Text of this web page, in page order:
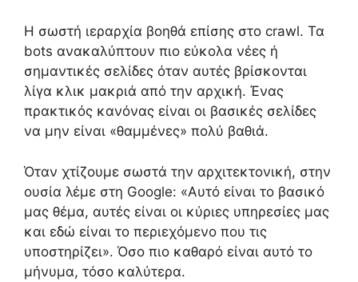
Η σωστή ιεραρχία βοηθά επίσης στο crawl. Τα
bots ανακαλύπτουν πιο εύκολα νέες ή
σημαντικές σελίδες όταν αυτές βρίσκονται
λίγα κλικ μακριά από την αρχική. Ένας
πρακτικός κανόνας είναι οι βασικές σελίδες
να μην είναι «θαμμένες» πολύ βαθιά.
Όταν χτίζουμε σωστά την αρχιτεκτονική, στην
ουσία λέμε στη Google: «Αυτό είναι το βασικό
μας θέμα, αυτές είναι οι κύριες υπηρεσίες μας
και εδώ είναι το περιεχόμενο που τις
υποστηρίζει». Όσο πιο καθαρό είναι αυτό το
μήνυμα, τόσο καλύτερα.